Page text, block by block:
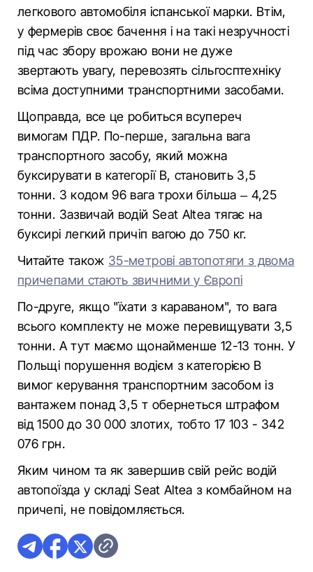
легкового автомобіля іспанської марки. Втім,
у фермерів своє бачення і на такі незручності
під час збору врожаю вони не дуже
звертають увагу, перевозять сільгосптехніку
всіма доступними транспортними засобами.
Щоправда, все це робиться всупереч
вимогам ПДР. По-перше, загальна вага
транспортного засобу, який можна
буксирувати в категорії B, становить 3,5
тонни. З кодом 96 вага трохи більша – 4,25
тонни. Зазвичай водій Seat Altea тягає на
буксирі легкий причіп вагою до 750 кг.
Читайте також 35-метрові автопотяги з двома
причепами стають звичними у Європі
По-друге, якщо "їхати з караваном", то вага
всього комплекту не може перевищувати 3,5
тонни. А тут маємо щонайменше 12-13 тонн. У
Польщі порушення водієм з категорією В
вимог керування транспортним засобом із
вантажем понад 3,5 т обернеться штрафом
від 1500 до 30 000 злотих, тобто 17 103 - 342
076 грн.
Яким чином та як завершив свій рейс водій
автопоїзда у складі Seat Altea з комбайном на
причепі, не повідомляється.